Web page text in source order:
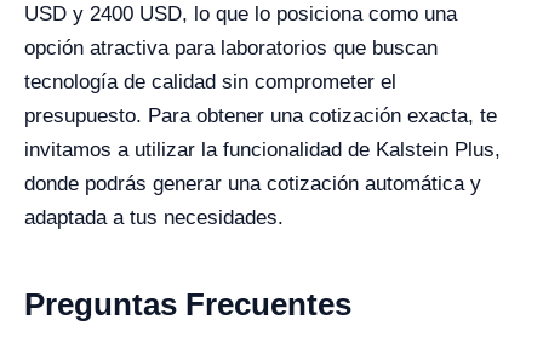
USD y 2400 USD, lo que lo posiciona como una
opción atractiva para laboratorios que buscan
tecnología de calidad sin comprometer el
presupuesto. Para obtener una cotización exacta, te
invitamos a utilizar la funcionalidad de Kalstein Plus,
donde podrás generar una cotización automática y
adaptada a tus necesidades.
Preguntas Frecuentes